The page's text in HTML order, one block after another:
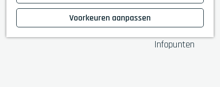
Voorkeuren aanpassen
Plan je bezoek
Infopunten